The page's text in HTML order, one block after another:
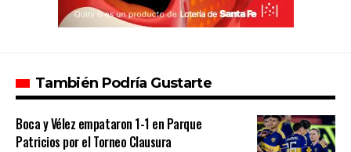
También Podría Gustarte
Boca y Vélez empataron 1-1 en Parque
Patricios por el Torneo Clausura